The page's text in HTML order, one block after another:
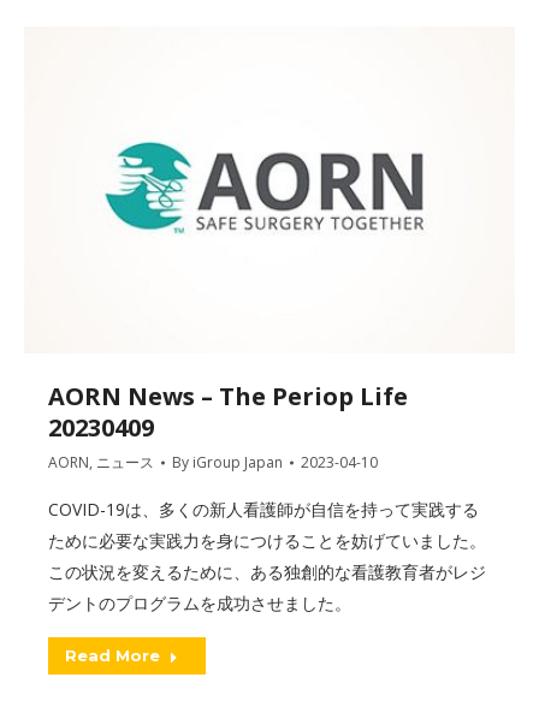
AORN News – The Periop Life
20230409
AORN, ニュース By iGroup Japan 2023-04-10
COVID-19は、多くの新人看護師が自信を持って実践する
ために必要な実践力を身につけることを妨げていました。
この状況を変えるために、ある独創的な看護教育者がレジ
デントのプログラムを成功させました。
Read More